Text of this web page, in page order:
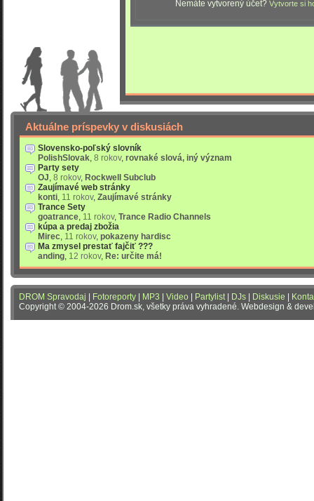
Nemáte vytvorený účet? Vytvorte si
Aktuálne príspevky v diskusiách
Slovensko-poľský slovník
PolishSlovak, 8 rokov, rovnaké slová, iný význam
Party sety
OJ, 8 rokov, Rockwell Subclub
Zaujímavé web stránky
konti, 11 rokov, Zaujímavé stránky
Trance Sety
goatrance, 11 rokov, Trance Radio Channels
kúpa a predaj zbožia
Mirec, 11 rokov, pokazeny hardisc
Ma zmysel prestať fajčiť ???
anding, 12 rokov, Re: určite má!
DROM Spravodaj Fotoreporty MP3 Video Partylist| DJs Diskusie
Copyright © 2004-2026 Drom.sk, všetky práva vyhradené. Webdesign &